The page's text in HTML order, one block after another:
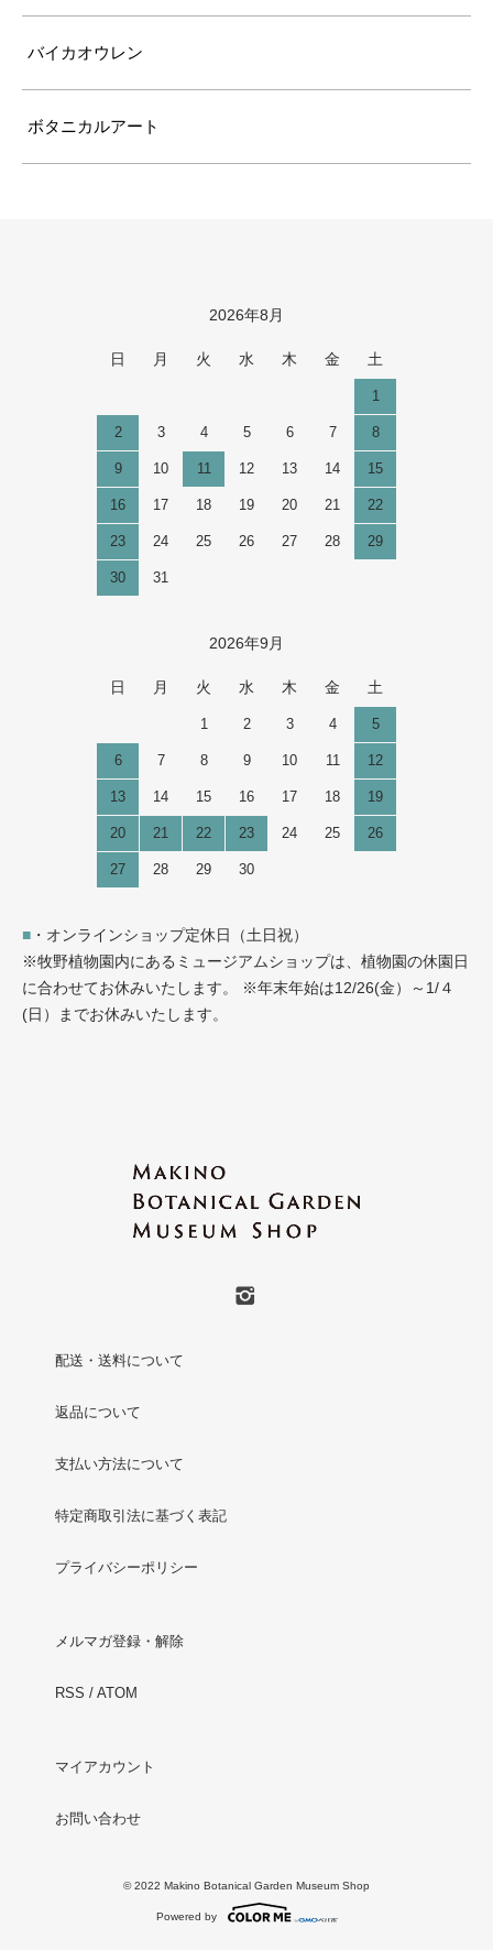
バイカオウレン
ボタニカルアート
2026年8月
日 月 火 水 木 金 土
1
2 3 4 5 6 7 8
9 10 11 12 13 14 15
16 17 18 19 20 21 22
23 24 25 26 27 28 29
30 31
2026年9月
日 月 火 水 木 金 土
1 2 3 4 5
6 7 8 9 10 11 12
13 14 15 16 17 18 19
20 21 22 23 24 25 26
27 28 29 30
■ ・オンラインショップ定休日（土日祝）
※牧野植物園内にあるミュージアムショップは、植物園の休園日
に合わせてお休みいたします。 ※年末年始は12/26(金）～1/４
(日）までお休みいたします。
配送・送料について
返品について
支払い方法について
特定商取引法に基づく表記
プライバシーポリシー
メルマガ登録・解除
RSS / ATOM
マイアカウント
お問い合わせ
© 2022 Makino Botanical Garden Museum Shop
Powered by